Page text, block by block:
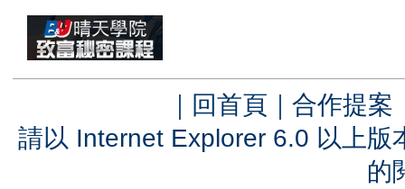
｜ 回首頁 ｜ 合作提案
請以 Internet Explorer 6.0 以上
的